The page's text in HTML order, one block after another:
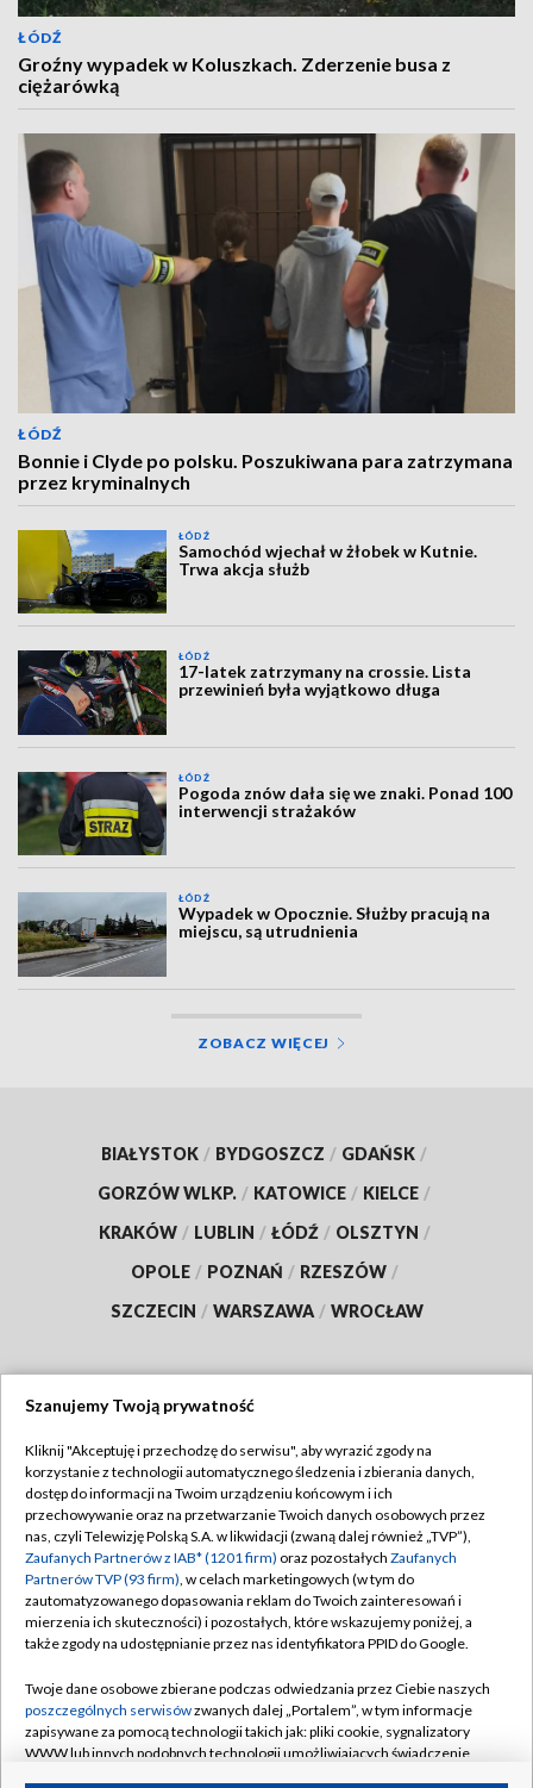
ŁÓDŹ
Groźny wypadek w Koluszkach. Zderzenie busa z
ciężarówką
ŁÓDŹ
Bonnie i Clyde po polsku. Poszukiwana para zatrzymana
przez kryminalnych
ŁÓDŹ
Samochód wjechał w żłobek w Kutnie.
Trwa akcja służb
ŁÓDŹ
17-latek zatrzymany na crossie. Lista
przewinień była wyjątkowo długa
ŁÓDŹ
Pogoda znów dała się we znaki. Ponad 100
interwencji strażaków
ŁÓDŹ
Wypadek w Opocznie. Służby pracują na
miejscu, są utrudnienia
ZOBACZ WIĘCEJ
BIAŁYSTOK / BYDGOSZCZ / GDAŃSK /
GORZÓW WLKP. / KATOWICE / KIELCE /
KRAKÓW / LUBLIN / ŁÓDŹ / OLSZTYN /
OPOLE / POZNAŃ / RZESZÓW /
SZCZECIN / WARSZAWA / WROCŁAW
TVP
Abonament TVP
Emisja w TVP
Centrum informacji TVP
Naziemna Telewizja Cyfrowa
Rada Programowa
System NOS
Informacje o nadawcy
Regulamin TVP
Polityka prywatności
Moje zgody
Pomoc
Kontakt
Szanujemy Twoją prywatność
Kliknij "Akceptuję i przechodzę do serwisu", aby wyrazić zgody na
korzystanie z technologii automatycznego śledzenia i zbierania danych,
dostęp do informacji na Twoim urządzeniu końcowym i ich
przechowywanie oraz na przetwarzanie Twoich danych osobowych przez
nas, czyli Telewizję Polską S.A. w likwidacji (zwaną dalej również „TVP”),
Zaufanych Partnerów z IAB* (1201 firm) oraz pozostałych Zaufanych
Partnerów TVP (93 firm), w celach marketingowych (w tym do
zautomatyzowanego dopasowania reklam do Twoich zainteresowań i
mierzenia ich skuteczności) i pozostałych, które wskazujemy poniżej, a
także zgody na udostępnianie przez nas identyfikatora PPID do Google.
Twoje dane osobowe zbierane podczas odwiedzania przez Ciebie naszych
poszczególnych serwisówzwanych dalej „Portalem”, w tym informacje
zapisywane za pomocą technologii takich jak: pliki cookie, sygnalizatory
WWW lub innych podobnych technologii umożliwiających świadczenie